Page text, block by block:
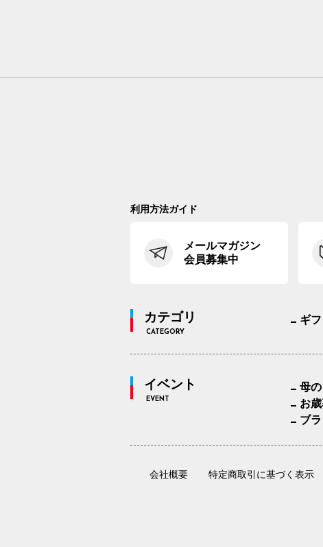
利用方法ガイド
メールマガジン
会員募集中
カテゴリ
CATEGORY
ギ
イベント
EVENT
母の
お
ブ
会社概要 特定商取引に基づく表示